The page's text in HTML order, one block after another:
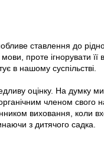
ставлення до
проте ігнорувати
в нашому суспільстві.
оцінку. На думку
членом
виховання, коли
з дитячого садка.